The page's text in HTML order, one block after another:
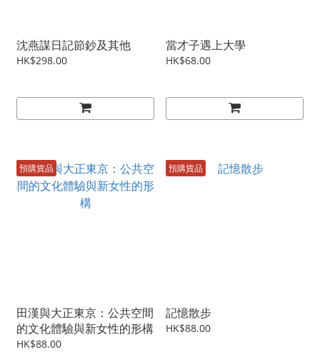
沈燕謀日記節鈔及其他
HK$298.00
當才子遇上大學
HK$68.00
預購貨品
田漢與大正東京：公共空間
的文化體驗與新女性的形構
HK$88.00
預購貨品
記憶散步
HK$88.00